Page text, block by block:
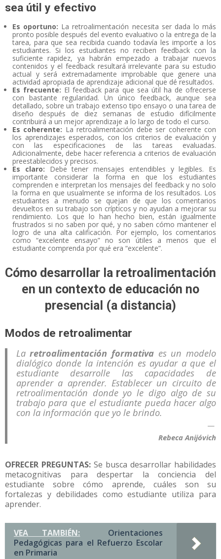
sea útil y efectivo
Es oportuno: La retroalimentación necesita ser dada lo más
pronto posible después del evento evaluativo o la entrega de la
tarea, para que sea recibida cuando todavía les importe a los
estudiantes. Si los estudiantes no reciben feedback con la
suficiente rapidez, ya habrán empezado a trabajar nuevos
contenidos y el feedback resultará irrelevante para su estudio
actual y será extremadamente improbable que genere una
actividad apropiada de aprendizaje adicional que dé resultados.
Es frecuente: El feedback para que sea útil ha de ofrecerse
con bastante regularidad. Un único feedback, aunque sea
detallado, sobre un trabajo extenso tipo ensayo o una tarea de
diseño después de diez semanas de estudio difícilmente
contribuirá a un mejor aprendizaje a lo largo de todo el curso.
Es coherente: La retroalimentación debe ser coherente con
los aprendizajes esperados, con los criterios de evaluación y
con las especificaciones de las tareas evaluadas.
Adicionalmente, debe hacer referencia a criterios de evaluación
preestablecidos y precisos.
Es claro: Debe tener mensajes entendibles y legibles. Es
importante considerar la forma en que los estudiantes
comprenden e interpretan los mensajes del feedback y no solo
la forma en que usualmente se informa de los resultados. Los
estudiantes a menudo se quejan de que los comentarios
devueltos en su trabajo son crípticos y no ayudan a mejorar su
rendimiento. Los que lo han hecho bien, están igualmente
frustrados si no saben por qué, y no saben cómo mantener el
logro de una alta calificación. Por ejemplo, los comentarios
como “excelente ensayo” no son útiles a menos que el
estudiante comprenda por qué era “excelente”.
Cómo desarrollar la retroalimentación
en un contexto de educación no
presencial (a distancia)
Modos de retroalimentar
Laretroalimentación formativa es un modelo
dialógico donde la intención es ayudar a que el
estudiante desarrolle las capacidades de
aprender a aprender. Establecer un circuito de
retroalimentación donde yo le digo algo de su
trabajo para que el estudiante pueda hacer algo
con la información que yo le brindo.
Rebeca Anijóvich
OFRECER PREGUNTAS: Se busca desarrollar habilidades
metacognitivas para despertar la conciencia del
estudiante sobre cómo aprende, cuáles son su
fortalezas y debilidades como estudiante utiliza para
aprender.
VEA TAMBIÉN:
Orientaciones
Pedagógicas para el Refuerzo Escolar
en Primaria